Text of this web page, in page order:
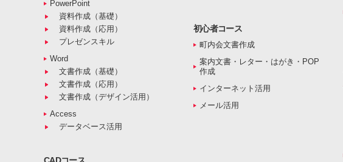
PowerPoint
資料作成（基礎）
資料作成（応用）
プレゼンスキル
Word
文書作成（基礎）
文書作成（応用）
文書作成（デザイン活用）
Access
データベース活用
初心者コース
町内会文書作成
案内文書・レター・はがき・POP
作成
インターネット活用
メール活用